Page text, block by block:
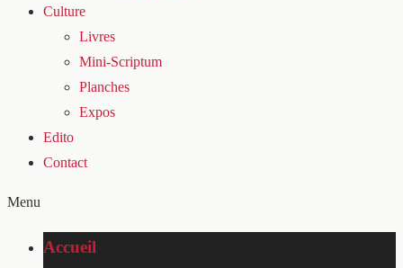
Culture
Livres
Mini-Scriptum
Planches
Expos
Edito
Contact
Menu
Accueil